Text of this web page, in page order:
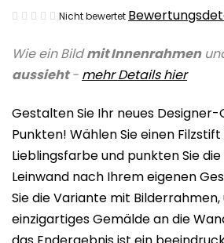
Wie ein Bildmit Innenrahmen
aussieht- mehr Detailshier
Gestalten Sie Ihr neues
Punkten! Wählen Sie einen
Lieblingsfarbe und punkten Sie
Leinwand nach Ihrem eigenen
Sie die Variante mit Bilderrahmen,
einzigartiges Gemälde an die
Die
Produktbewertung
ist
von
5
Sternen.
Nicht bewertet